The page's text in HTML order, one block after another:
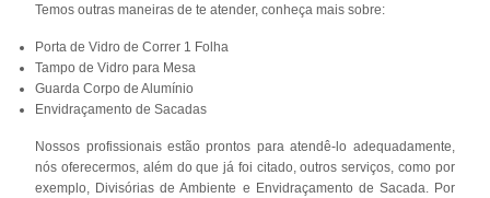
Temos outras maneiras de te atender, conheça mais sobre:
Porta de Vidro de Correr 1 Folha
Tampo de Vidro para Mesa
Guarda Corpo de Alumínio
Envidraçamento de Sacadas
Nossos profissionais estão prontos para atendê-lo adequadamente,
nós oferecermos, além do que já foi citado, outros serviços, como por
exemplo, Divisórias de Ambiente e Envidraçamento de Sacada. Por